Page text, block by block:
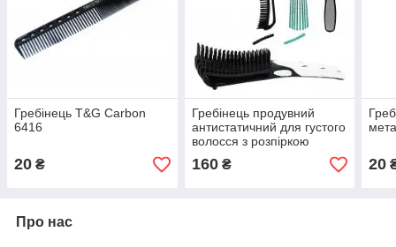
Гребінець T&G Carbon
6416
20 ₴
Гребінець продувний
антистатичний для густого
волосся з розпіркою
(трансформер)
160₴ 20
Про нас